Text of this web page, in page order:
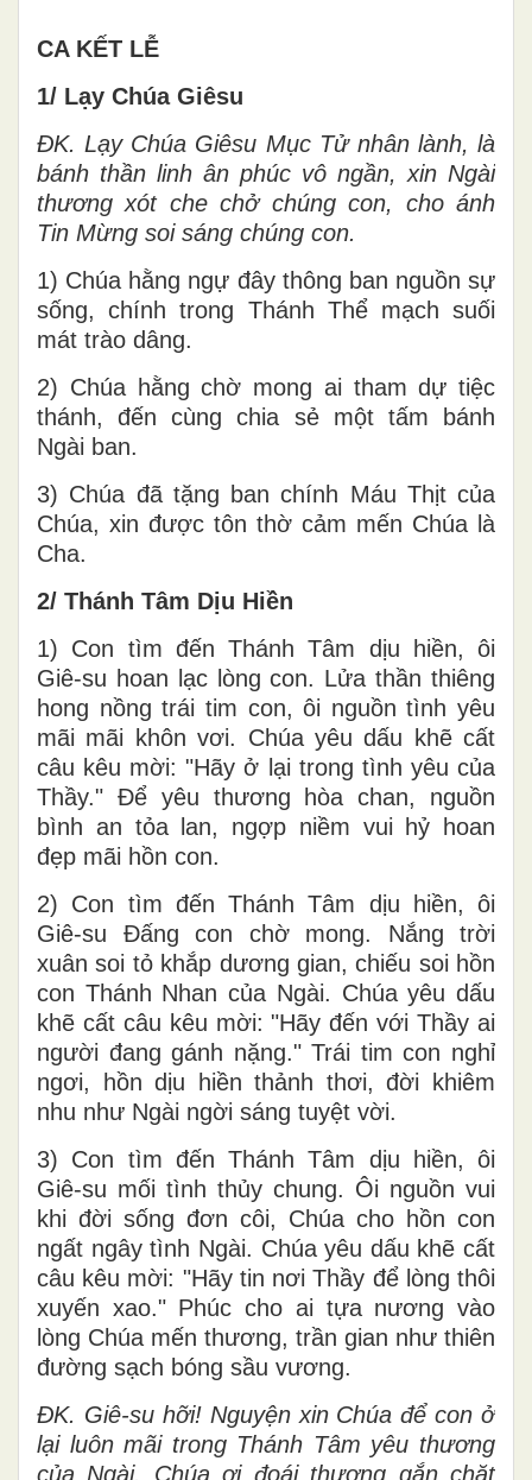
CA KẾT LỄ
1/ Lạy Chúa Giêsu
ĐK. Lạy Chúa Giêsu Mục Tử nhân lành, là
bánh thần linh ân phúc vô ngần, xin Ngài
thương xót che chở chúng con, cho ánh
Tin Mừng soi sáng chúng con.
1) Chúa hằng ngự đây thông ban nguồn sự
sống, chính trong Thánh Thể mạch suối
mát trào dâng.
2) Chúa hằng chờ mong ai tham dự tiệc
thánh, đến cùng chia sẻ một tấm bánh
Ngài ban.
3) Chúa đã tặng ban chính Máu Thịt của
Chúa, xin được tôn thờ cảm mến Chúa là
Cha.
2/ Thánh Tâm Dịu Hiền
1) Con tìm đến Thánh Tâm dịu hiền, ôi
Giê-su hoan lạc lòng con. Lửa thần thiêng
hong nồng trái tim con, ôi nguồn tình yêu
mãi mãi khôn vơi. Chúa yêu dấu khẽ cất
câu kêu mời: "Hãy ở lại trong tình yêu của
Thầy." Để yêu thương hòa chan, nguồn
bình an tỏa lan, ngợp niềm vui hỷ hoan
đẹp mãi hồn con.
2) Con tìm đến Thánh Tâm dịu hiền, ôi
Giê-su Đấng con chờ mong. Nắng trời
xuân soi tỏ khắp dương gian, chiếu soi hồn
con Thánh Nhan của Ngài. Chúa yêu dấu
khẽ cất câu kêu mời: "Hãy đến với Thầy ai
người đang gánh nặng." Trái tim con nghỉ
ngơi, hồn dịu hiền thảnh thơi, đời khiêm
nhu như Ngài ngời sáng tuyệt vời.
3) Con tìm đến Thánh Tâm dịu hiền, ôi
Giê-su mối tình thủy chung. Ôi nguồn vui
khi đời sống đơn côi, Chúa cho hồn con
ngất ngây tình Ngài. Chúa yêu dấu khẽ cất
câu kêu mời: "Hãy tin nơi Thầy để lòng thôi
xuyến xao." Phúc cho ai tựa nương vào
lòng Chúa mến thương, trần gian như thiên
đường sạch bóng sầu vương.
ĐK. Giê-su hỡi! Nguyện xin Chúa để con ở
lại luôn mãi trong Thánh Tâm yêu thương
của Ngài. Chúa ơi đoái thương gắn chặt